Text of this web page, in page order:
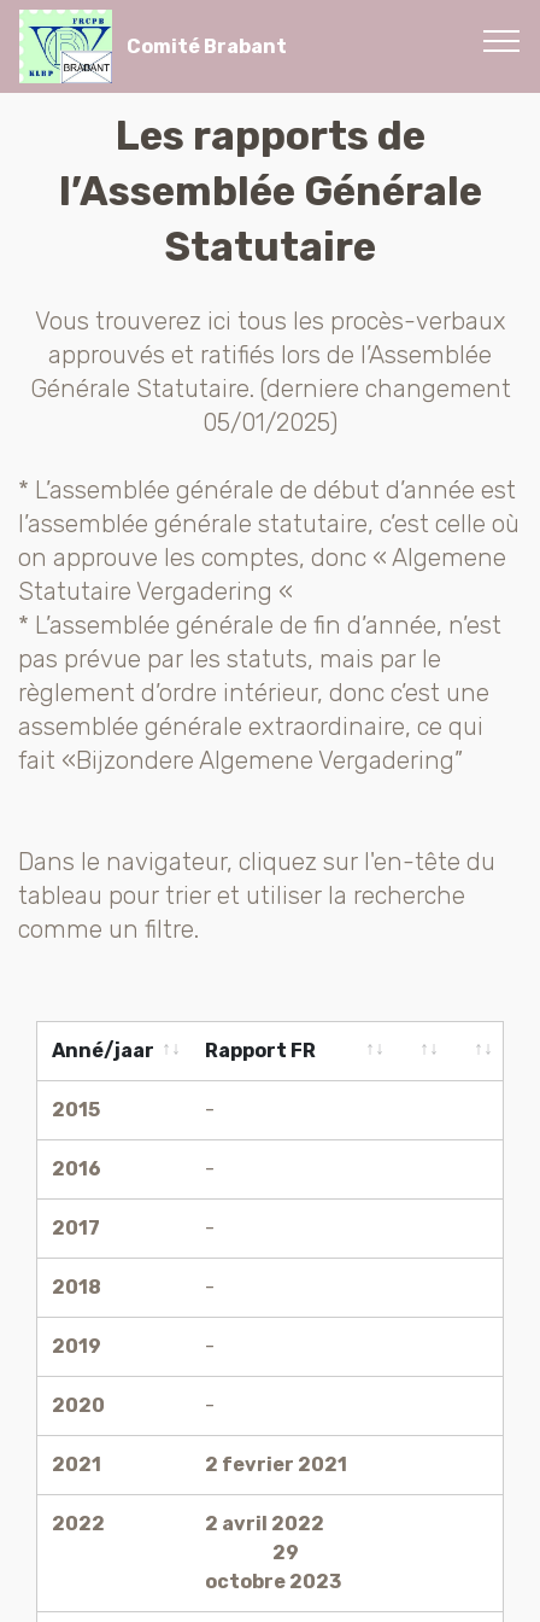
Comité Brabant
Les rapports de
l’Assemblée Générale
Statutaire
Vous trouverez ici tous les procès-verbaux
approuvés et ratifiés lors de l’Assemblée
Générale Statutaire. (derniere changement
05/01/2025)
* L’assemblée générale de début d’année est
l’assemblée générale statutaire, c’est celle où
on approuve les comptes, donc « Algemene
Statutaire Vergadering «
* L’assemblée générale de fin d’année, n’est
pas prévue par les statuts, mais par le
règlement d’ordre intérieur, donc c’est une
assemblée générale extraordinaire, ce qui
fait «Bijzondere Algemene Vergadering”
Dans le navigateur, cliquez sur l'en-tête du
tableau pour trier et utiliser la recherche
comme un filtre.
Anné/jaar
Rapport FR
2015 -
2016 -
2017 -
2018 -
2019 -
2020 -
2021 2 fevrier 2021
2022
2 avril 2022
29
octobre 2023